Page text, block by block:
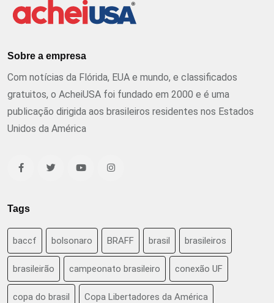
Sobre a empresa
Com notícias da Flórida, EUA e mundo, e classificados
gratuitos, o AcheiUSA foi fundado em 2000 e é uma
publicação dirigida aos brasileiros residentes nos Estados
Unidos da América
Tags
baccf bolsonaro BRAFF brasil brasileiros
brasileirão campeonato brasileiro conexão UF
copa do brasil Copa Libertadores da América